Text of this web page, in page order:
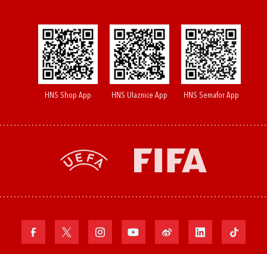
HNS Shop App HNS Ulaznice App HNS Semafor App